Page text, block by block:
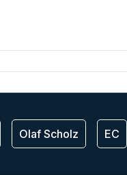
Olaf Scholz ЕС